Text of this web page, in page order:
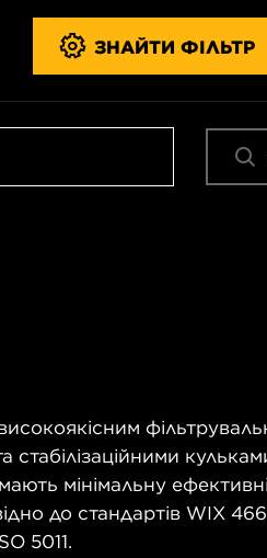
ЗНАЙТИ ФІЛЬТР
стабілізаційними
мінімальну
до стандартів WIX
5011.